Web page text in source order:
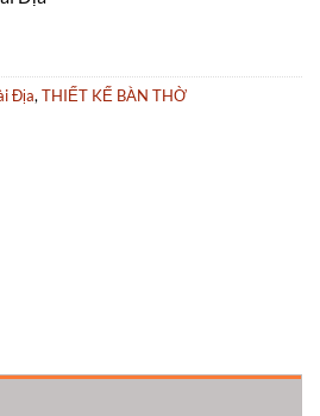
Địa, THIẾT KẾ BÀN THỜ